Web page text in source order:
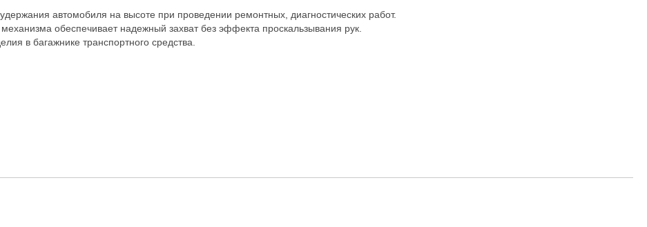
автомобиля на высоте при проведении ремонтных, диагностических работ.
обеспечивает надежный захват без эффекта проскальзывания рук.
в багажнике транспортного средства.